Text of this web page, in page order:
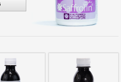
کپسول سافرومود